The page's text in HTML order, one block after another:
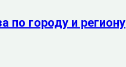
по городу и региону